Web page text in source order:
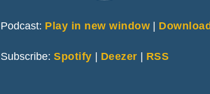
Podcast: Play in new window |
Subscribe:Spotify | Deezer | RSS